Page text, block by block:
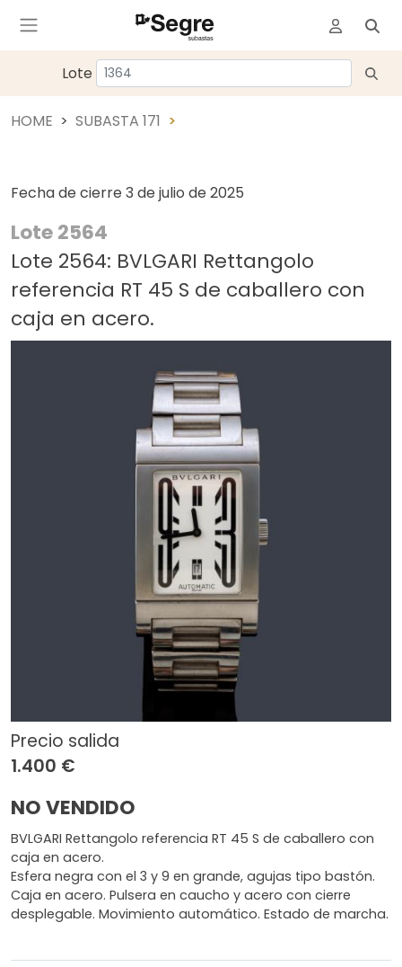
Lote
HOME SUBASTA 171
Fecha de cierre 3 de julio de 2025
Lote 2564
Lote 2564: BVLGARI Rettangolo
referencia RT 45 S de caballero con
caja en acero.
Precio salida
1.400 €
NO VENDIDO
BVLGARI Rettangolo referencia RT 45 S de caballero con
caja en acero.
Esfera negra con el 3 y 9 en grande, agujas tipo bastón.
Caja en acero. Pulsera en caucho y acero con cierre
desplegable. Movimiento automático. Estado de marcha.